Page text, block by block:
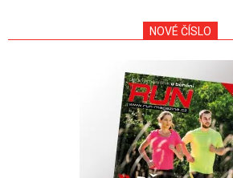
NOVÉ ČÍSLO